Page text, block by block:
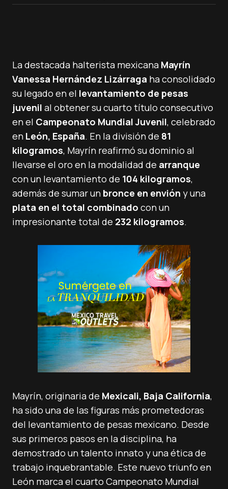
La destacada halterista mexicana Mayrín
Vanessa Hernández Lizárraga ha consolidado
su legado en el levantamiento de pesas
juvenil al obtener su cuarto título consecutivo
en el Campeonato Mundial Juvenil, celebrado
en León, España. En la división de 81
kilogramos, Mayrín reafirmó su dominio al
llevarse el oro en la modalidad de arranque
con un levantamiento de 104 kilogramos,
además de sumar un bronce en envión y una
plata en el total combinado con un
impresionante total de 232 kilogramos.
Mayrín, originaria de Mexicali, Baja California,
ha sido una de las figuras más prometedoras
del levantamiento de pesas mexicano. Desde
sus primeros pasos en la disciplina, ha
demostrado un talento innato y una ética de
trabajo inquebrantable. Este nuevo triunfo en
León marca el cuarto Campeonato Mundial